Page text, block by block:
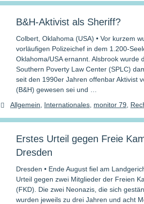
B&H-Aktivist als Sheriff?
Colbert, Oklahoma (USA) • Vor kurzem
vorläufigen Polizeichef in dem 1.200-
Oklahoma/USA ernannt. Alsbrook wurde
Southern Poverty Law Center (SPLC)
seit den 1990er Jahren offenbar Aktivist
(B&H) gewesen sei und …
Allgemein Internationales monitor 79
Erstes Urteil gegen Freie
Dresden
Dresden • Ende August fiel am
Urteil gegen zwei Mitglieder der Freien
(FKD). Die zwei Neonazis, die sich
wurden jeweils zu drei Jahren und acht